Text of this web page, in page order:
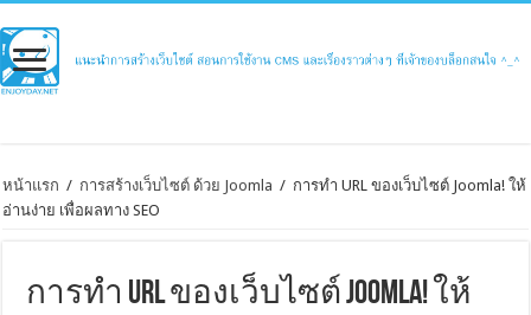
หน้าแรก / การสร้างเว็บไซต์ ด้วย Joomla / การทำ URL ของเว็บไซต์ Joomla! ให้
อ่านง่าย เพื่อผลทาง SEO
การทำ URL ของเว็บไซต์ Joomla! ให้